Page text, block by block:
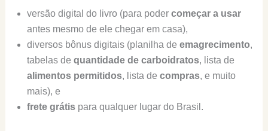
versão digital do livro (para poder começar a usar
antes mesmo de ele chegar em casa),
diversos bônus digitais (planilha de emagrecimento,
tabelas de quantidade de carboidratos, lista de
alimentos permitidos, lista de compras, e muito
mais), e
frete grátis para qualquer lugar do Brasil.